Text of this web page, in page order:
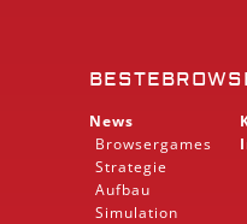
News
Browsergames
Strategie
Aufbau
Simulation